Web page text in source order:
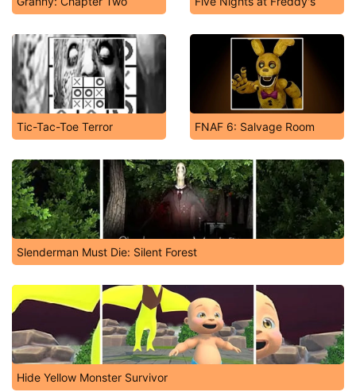
Tic-Tac-Toe Terror FNAF 6: Salvage Room
Slenderman Must Die: Silent Forest
Hide Yellow Monster Survivor